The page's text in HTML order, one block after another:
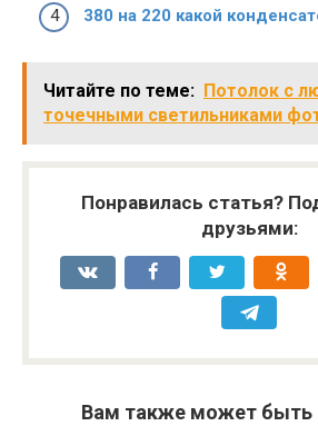
380 на 220 какой
Читайте по теме: Потолок с
точечными светильниками
Понравилась статья?
друзьями:
Вам также может быть